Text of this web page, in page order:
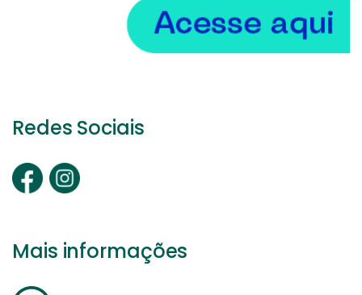
Redes Sociais
Mais informações